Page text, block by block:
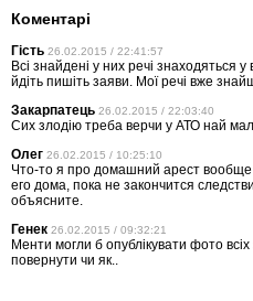
Коментарі
Гість 26.02.2015 / 22:41:57
Всі знайдені у них речі знаходяться у
йдіть пишіть заяви. Мої речі вже
Закарпатець 26.02.2015 / 22:03:40
Сих злодію треба верчи у АТО най
Олег 26.02.2015 / 10:25:10
Что-то я про домашний арест вообще
его дома, пока не закончится
объясните.
Генек 26.02.2015 / 09:32:21
Менти могли б опублікувати фото
повернути чи як..